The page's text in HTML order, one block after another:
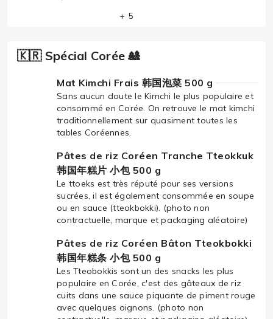
+ 5
🇰🇷 Spécial Corée 🎎
Mat Kimchi Frais 韩国泡菜 500 g
Sans aucun doute le Kimchi le plus populaire et
consommé en Corée. On retrouve le mat kimchi
traditionnellement sur quasiment toutes les
tables Coréennes.
Pâtes de riz Coréen Tranche Tteokkuk
韩国年糕片 小包 500 g
Le ttoeks est très réputé pour ses versions
sucrées, il est également consommée en soupe
ou en sauce (tteokbokki). (photo non
contractuelle, marque et packaging aléatoire)
Pâtes de riz Coréen Bâton Tteokbokki
韩国年糕条 小包 500 g
Les Tteobokkis sont un des snacks les plus
populaire en Corée, c'est des gâteaux de riz
cuits dans une sauce piquante de piment rouge
avec quelques oignons. (photo non